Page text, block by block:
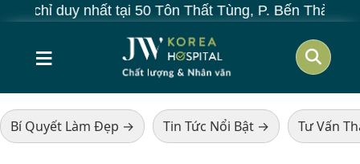
duy nhất tại 50 Tôn Thất Tùng, P. Bến Thành,
≡
Bí Quyết Làm Đẹp → Tin Tức Nổi Bật → Tư Vấn